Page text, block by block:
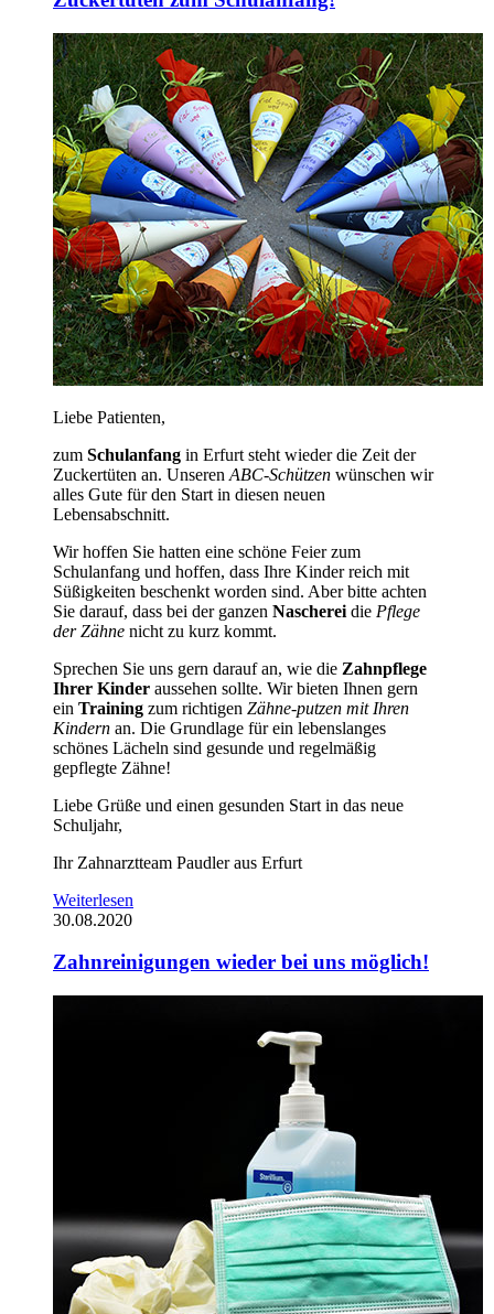
Liebe Patienten,
zum Schulanfang in Erfurt steht wieder die Zeit der
Zuckertüten an. Unseren ABC-Schützen wünschen wir
alles Gute für den Start in diesen neuen
Lebensabschnitt.
Wir hoffen Sie hatten eine schöne Feier zum
Schulanfang und hoffen, dass Ihre Kinder reich mit
Süßigkeiten beschenkt worden sind. Aber bitte achten
Sie darauf, dass bei der ganzen Nascherei die Pflege
der Zähne nicht zu kurz kommt.
Sprechen Sie uns gern darauf an, wie die Zahnpflege
Ihrer Kinder aussehen sollte. Wir bieten Ihnen gern
ein Training zum richtigen Zähne-putzen mit Ihren
Kindern an. Die Grundlage für ein lebenslanges
schönes Lächeln sind gesunde und regelmäßig
gepflegte Zähne!
Liebe Grüße und einen gesunden Start in das neue
Schuljahr,
Ihr Zahnarztteam Paudler aus Erfurt
Weiterlesen
30.08.2020
Zahnreinigungen wieder bei uns möglich!